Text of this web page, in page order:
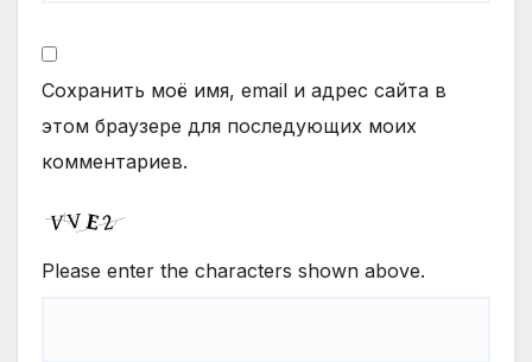
Сохранить моё имя, email и адрес сайта в
этом браузере для последующих моих
комментариев.
Please enter the characters shown above.